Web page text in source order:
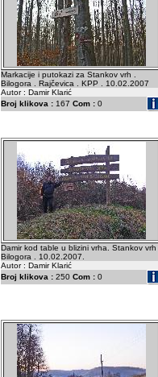
Markacije i putokazi za Stankov vrh .
Bilogora . Rajčevica . KPP . 10.02.2007
Autor : Damir Klarić
Broj klikova : 167 Com : 0
Damir kod table u blizini vrha. Stankov vrh .
Bilogora . 10.02.2007.
Autor : Damir Klarić
Broj klikova : 250 Com : 0